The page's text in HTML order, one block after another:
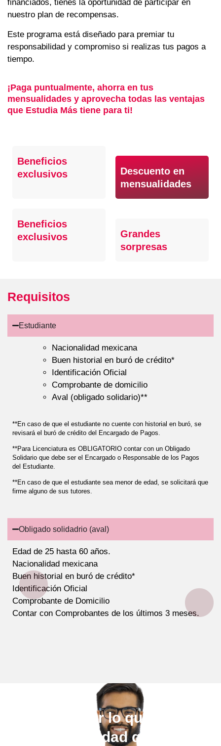
financiados, tienes la oportunidad de participar en
nuestro plan de recompensas.
Este programa está diseñado para premiar tu
responsabilidad y compromiso si realizas tus pagos a
tiempo.
¡Paga puntualmente, ahorra en tus
mensualidades y aprovecha todas las ventajas
que Estudia Más tiene para ti!
Beneficios
exclusivos
Descuento en
mensualidades
Beneficios
exclusivos
Grandes
sorpresas
Requisitos
Estudiante
Nacionalidad mexicana
Buen historial en buró de crédito*
Identificación Oficial
Comprobante de domicilio
Aval (obligado solidario)**
**En caso de que el estudiante no cuente con historial en buró, se
revisará el buró de crédito del Encargado de Pagos.
**Para Licenciatura es OBLIGATORIO contar con un Obligado
Solidario que debe ser el Encargado o Responsable de los Pagos
del Estudiante.
**En caso de que el estudiante sea menor de edad, se solicitará que
firme alguno de sus tutores.
Obligado solidadrio (aval)
Edad de 25 hasta 60 años.
Nacionalidad mexicana
Buen historial en buró de crédito*
Identificación Oficial
Comprobante de Domicilio
Contar con Comprobantes de los últimos 3 meses.
Elige estudiar lo que quieras,
en la universidad que más te